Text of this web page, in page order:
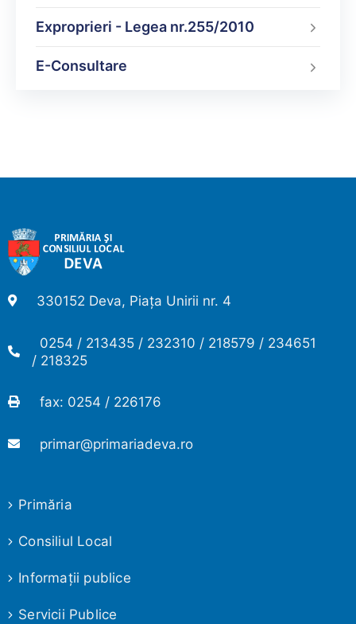
Exproprieri - Legea nr.255/2010
E-Consultare
330152 Deva, Piața Unirii nr. 4
0254 / 213435 / 232310 / 218579 / 234651
/ 218325
fax: 0254 / 226176
primar@primariadeva.ro
Primăria
Consiliul Local
Informaţii publice
Servicii Publice